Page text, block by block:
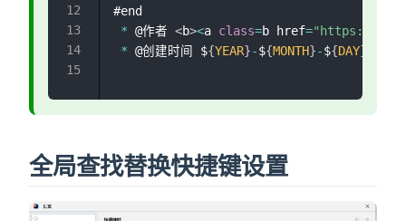
#end
* @作者 <b><a class=b href="https://
* @创建时间 ${YEAR}-${MONTH}-${DAY}
全局查找替换快捷键设置